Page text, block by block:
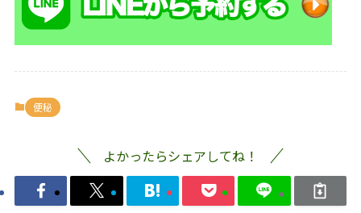
便秘
よかったらシェアしてね！